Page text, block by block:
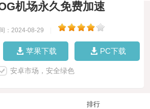
机场永久免费加速
：2024-08-29
苹果下载 PC下载
安卓市场，安全绿色
排行